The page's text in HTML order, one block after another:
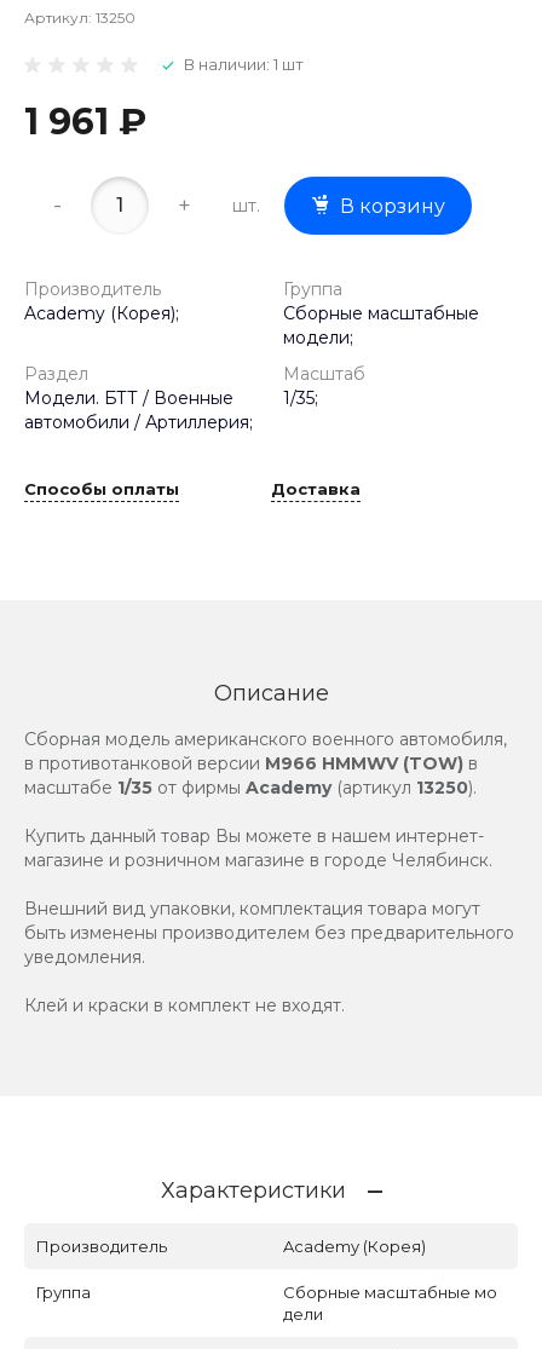
Артикул: 13250
В наличии: 1 шт
1 961 ₽
- + шт. В корзину
Производитель
Academy (Корея);
Группа
Сборные масштабные
модели;
Раздел
Модели. БТТ / Военные
автомобили / Артиллерия;
Масштаб
1/35;
Способы оплаты Доставка
Описание
Сборная модель американского военного автомобиля,
в противотанковой версии M966 HMMWV (TOW) в
масштабе 1/35 от фирмы Academy(артикул 13250).
Купить данный товар Вы можете в нашем интернет-
магазине и розничном магазине в городе Челябинск.
Внешний вид упаковки, комплектация товара могут
быть изменены производителем без предварительного
уведомления.
Клей и краски в комплект не входят.
Характеристики
Производитель Academy (Корея)
Группа
Сборные масштабные мо
дели